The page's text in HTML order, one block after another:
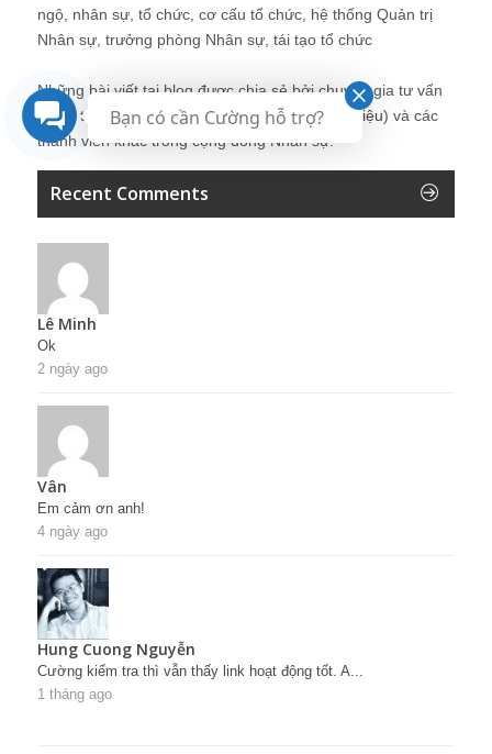
ngộ, nhân sự, tổ chức, cơ cấu tổ chức, hệ thống Quản trị
Nhân sự, trưởng phòng Nhân sự, tái tạo tổ chức
Những bài viết tại blog được chia sẻ bởi chuyên gia tư vấn
Quản trị Nhân sự Nguyễn Hùng Cường (giới thiệu) và các
thành viên khác trong cộng đồng Nhân sự.
Recent Comments
Lê Minh
Ok
2 ngày ago
Vân
Em cảm ơn anh!
4 ngày ago
Hung Cuong Nguyễn
Cường kiểm tra thì vẫn thấy link hoạt động tốt. A...
1 tháng ago
Bạn có cần Cường hỗ trợ?